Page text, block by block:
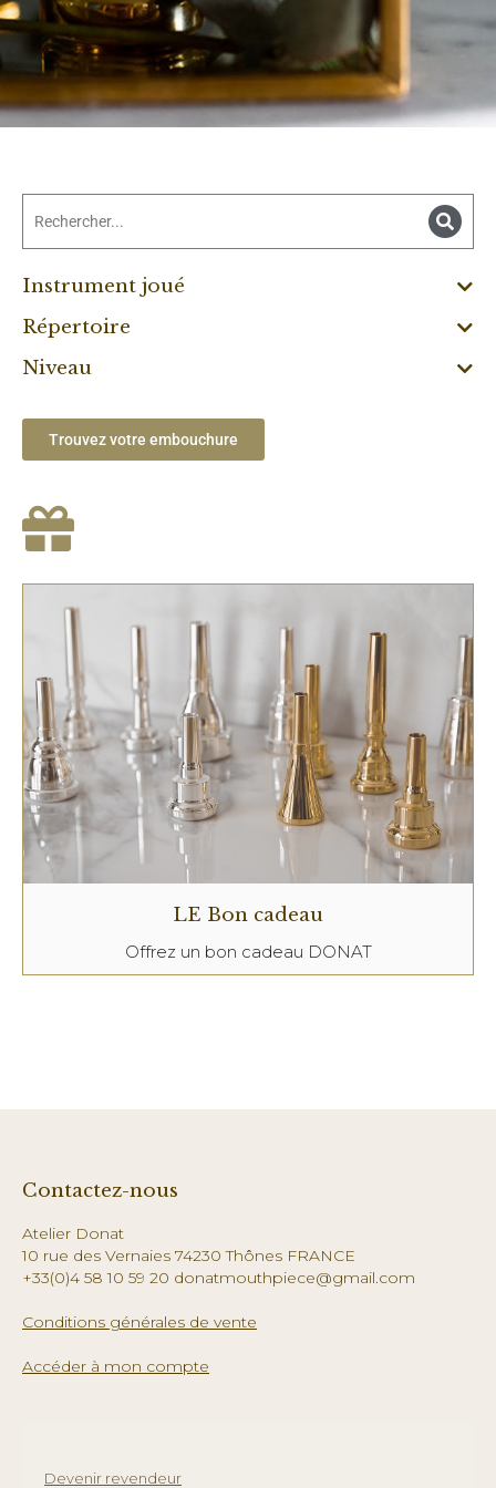
Instrument joué
Répertoire
Niveau
Trouvez votre embouchure
LE Bon cadeau
Offrez un bon cadeau DONAT
Contactez-nous
Atelier Donat
10 rue des Vernaies 74230 Thônes FRANCE
+33(0)4 58 10 59 20 donatmouthpiece@gmail.com
Conditions générales de vente
Accéder à mon compte
Devenir revendeur